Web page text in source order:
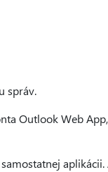
správ.
Outlook Web App,
aplikácii.